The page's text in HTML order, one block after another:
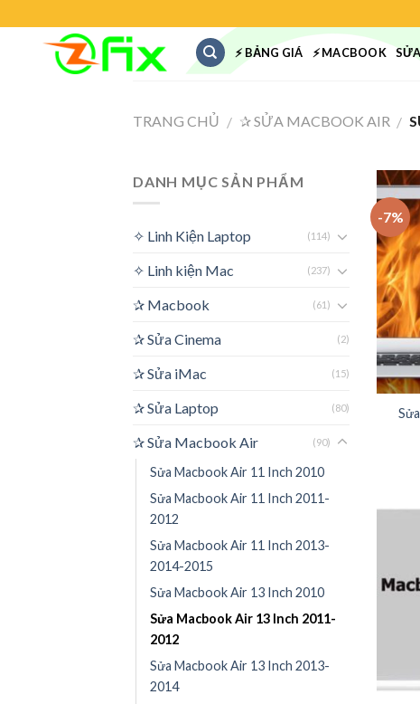
⚡ BẢNG GIÁ ⚡ MACBOOK
TRANG CHỦ / ✰ SỬA MACBOOK AIR /
DANH MỤC SẢN PHẨM
✧ Linh Kiện Laptop (114)
✧ Linh kiện Mac (237)
✰ Macbook (61)
✰ Sửa Cinema (2)
✰ Sửa iMac (15)
✰ Sửa Laptop (80)
✰ Sửa Macbook Air (90)
Sửa Macbook Air 11 Inch 2010
Sửa Macbook Air 11 Inch 2011-
2012
Sửa Macbook Air 11 Inch 2013-
2014-2015
Sửa Macbook Air 13 Inch 2010
Sửa Macbook Air 13 Inch 2011-
2012
Sửa Macbook Air 13 Inch 2013-
2014
-7%